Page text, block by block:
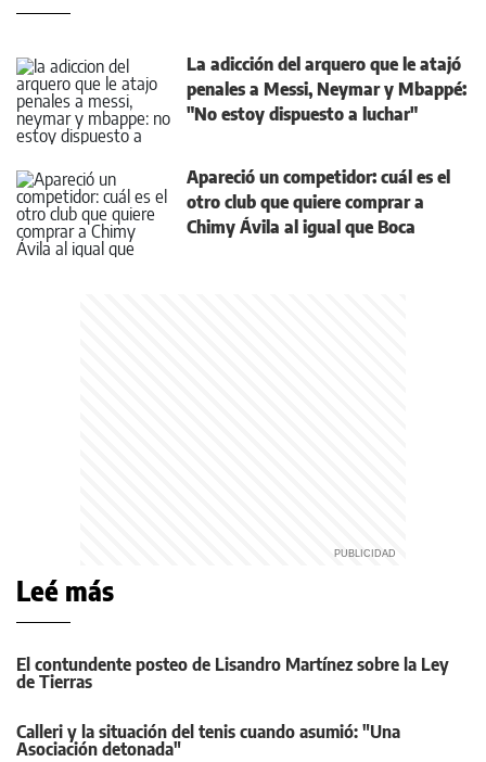
La adicción del arquero que le atajó
penales a Messi, Neymar y Mbappé:
"No estoy dispuesto a luchar"
Apareció un competidor: cuál es el
otro club que quiere comprar a
Chimy Ávila al igual que Boca
Leé más
El contundente posteo de Lisandro Martínez sobre la Ley
de Tierras
Calleri y la situación del tenis cuando asumió: "Una
Asociación detonada"